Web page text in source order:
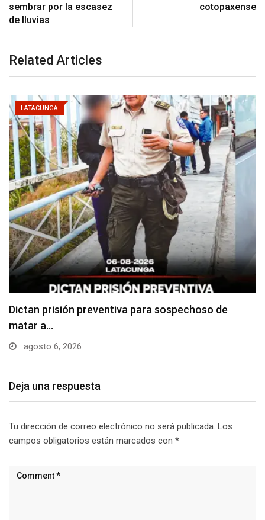
sembrar por la escasez
de lluvias
cotopaxense
Related Articles
LATACUNGA
Usuarios madrugan y hacen largas filas para
obtener…
agosto 6, 2026
Deja una respuesta
Tu dirección de correo electrónico no será publicada. Los
campos obligatorios están marcados con *